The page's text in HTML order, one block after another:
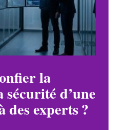
la
sécurité d’une
des experts ?